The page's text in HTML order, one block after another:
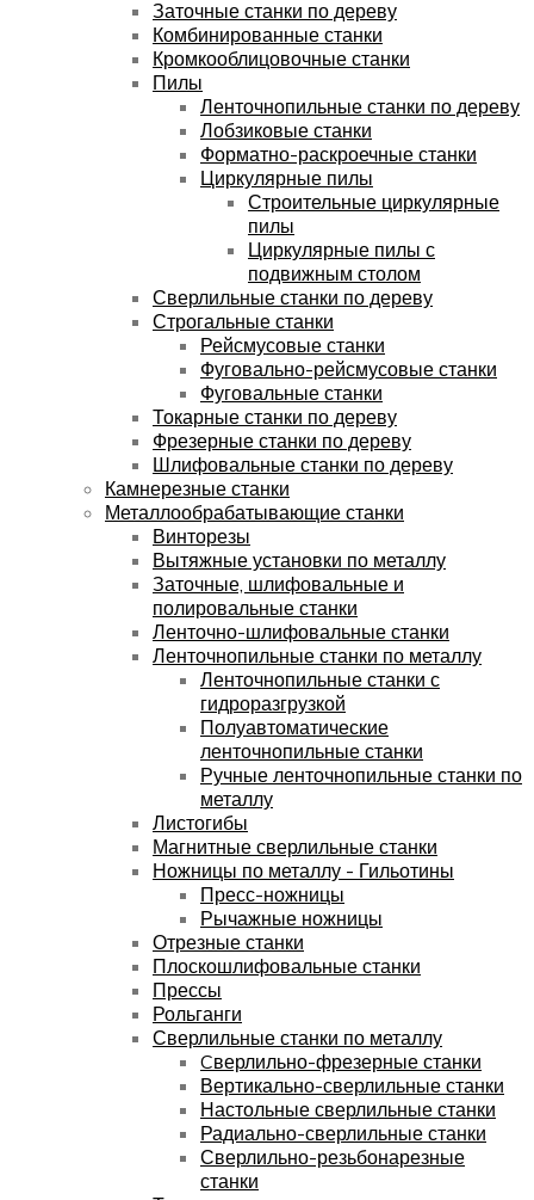
Заточные станки по дереву
Комбинированные станки
Кромкооблицовочные станки
Пилы
Ленточнопильные станки по дереву
Лобзиковые станки
Форматно-раскроечные станки
Циркулярные пилы
Строительные циркулярные
пилы
Циркулярные пилы с
подвижным столом
Сверлильные станки по дереву
Строгальные станки
Рейсмусовые станки
Фуговально-рейсмусовые станки
Фуговальные станки
Токарные станки по дереву
Фрезерные станки по дереву
Шлифовальные станки по дереву
Камнерезные станки
Металлообрабатывающие станки
Винторезы
Вытяжные установки по металлу
Заточные, шлифовальные и
полировальные станки
Ленточно-шлифовальные станки
Ленточнопильные станки по металлу
Ленточнопильные станки с
гидроразгрузкой
Полуавтоматические
ленточнопильные станки
Ручные ленточнопильные станки по
металлу
Листогибы
Магнитные сверлильные станки
Ножницы по металлу - Гильотины
Пресс-ножницы
Рычажные ножницы
Отрезные станки
Плоскошлифовальные станки
Прессы
Рольганги
Сверлильные станки по металлу
Cверлильно-фрезерные станки
Вертикально-сверлильные станки
Настольные сверлильные станки
Радиально-сверлильные станки
Сверлильно-резьбонарезные
станки